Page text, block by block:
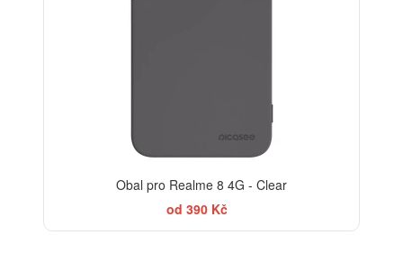
Obal pro Realme 8 4G - Clear
od 390 Kč